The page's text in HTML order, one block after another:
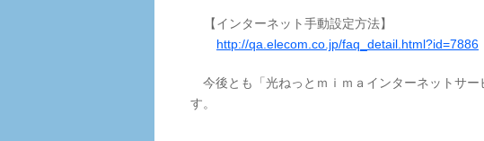
【インターネット手動設定方法】
http://qa.elecom.co.jp/faq_detail.html?id=7886
今後とも「光ねっとｍｉｍａインターネットサ
す。